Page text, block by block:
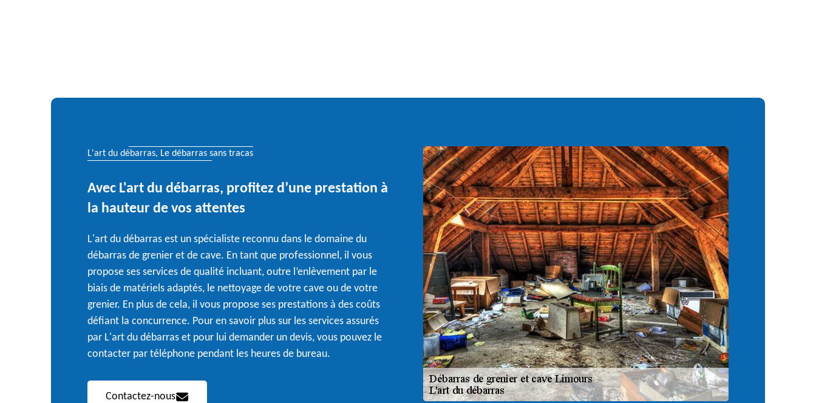
L'art du débarras, Le débarras sans tracas
Avec L'art du débarras, profitez d’une prestation à
la hauteur de vos attentes
L'art du débarras est un spécialiste reconnu dans le domaine du
débarras de grenier et de cave. En tant que professionnel, il vous
propose ses services de qualité incluant, outre l’enlèvement par le
biais de matériels adaptés, le nettoyage de votre cave ou de votre
grenier. En plus de cela, il vous propose ses prestations à des coûts
défiant la concurrence. Pour en savoir plus sur les services assurés
par L'art du débarras et pour lui demander un devis, vous pouvez le
contacter par téléphone pendant les heures de bureau.
Contactez-nous